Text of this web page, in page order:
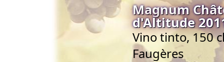
Magnum
d'Altitude
Vino tinto, 150
Faugères